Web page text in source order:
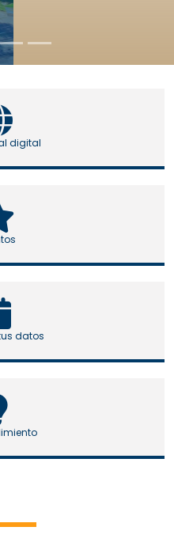
digital
datos